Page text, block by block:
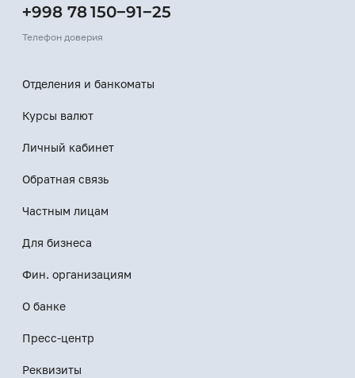
+998 78 150−91−25
Телефон доверия
Отделения и банкоматы
Курсы валют
Личный кабинет
Обратная связь
Частным лицам
Для бизнеса
Фин. организациям
О банке
Пресс-центр
Реквизиты